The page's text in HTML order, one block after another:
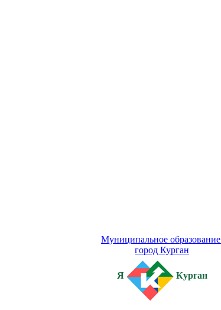
Муниципальное образование
город Курган
Я Курган